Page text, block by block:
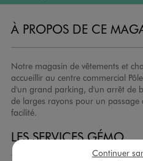
À PROPOS DE CE
Notre magasin de vêtements et
accueillir au centre commercial
d'un grand parking, d'un arrêt de
de larges rayons pour un
facilité.
LES SERVICES GÉMO
Continuer